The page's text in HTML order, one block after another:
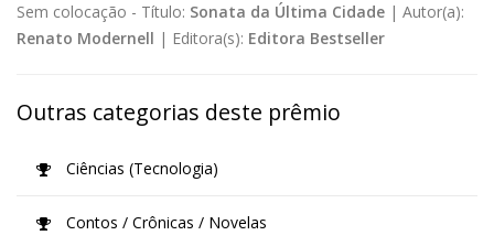
Sem colocação - Título: Sonata da Última Cidade | Autor(a):
Renato Modernell | Editora(s): Editora Bestseller
Outras categorias deste prêmio
Ciências (Tecnologia)
Contos / Crônicas / Novelas